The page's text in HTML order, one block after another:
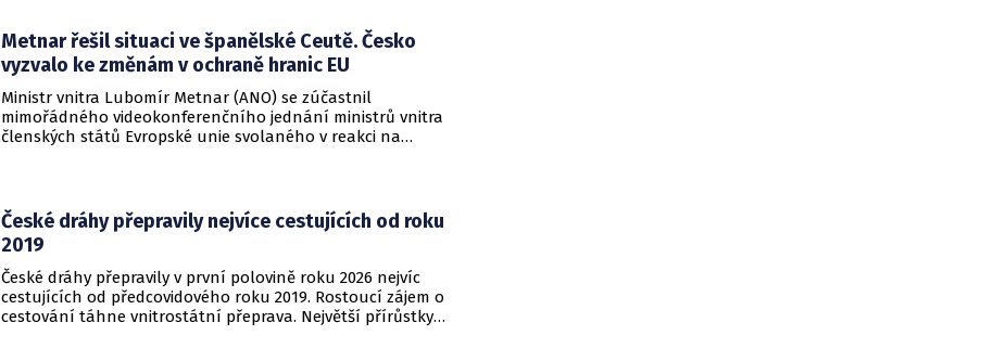
Metnar řešil situaci ve španělské Ceutě. Česko
vyzvalo ke změnám v ochraně hranic EU
Ministr vnitra Lubomír Metnar (ANO) se zúčastnil
mimořádného videokonferenčního jednání ministrů vnitra
členských států Evropské unie svolaného v reakci na
České dráhy přepravily nejvíce cestujících od roku
2019
České dráhy přepravily v první polovině roku 2026 nejvíc
cestujících od předcovidového roku 2019. Rostoucí zájem o
cestování táhne vnitrostátní přeprava. Největší přírůstky